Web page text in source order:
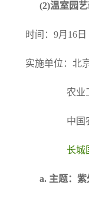
(2)温室园
时间：9月16日
实施单位：北
农业
中国
长城
a. 主题：